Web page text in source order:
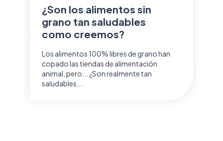
¿Son los alimentos sin
grano tan saludables
como creemos?
Los alimentos 100% libres de grano han
copado las tiendas de alimentación
animal, pero... ¿Son realmente tan
saludables...